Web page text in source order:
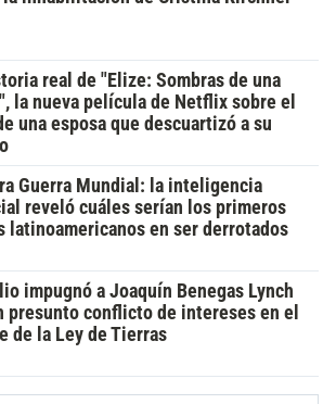
real de "Elize: Sombras de una
la nueva película de Netflix sobre el
una esposa que descuartizó a su
Guerra Mundial: la inteligencia
reveló cuáles serían los primeros
latinoamericanos en ser derrotados
impugnó a Joaquín Benegas Lynch
presunto conflicto de intereses en el
de la Ley de Tierras